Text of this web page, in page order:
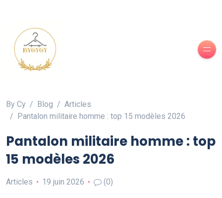
By Cy Blog
Articles
Pantalon militaire homme : top 15 modèles 2026
Pantalon militaire homme : top
15 modèles 2026
Articles 19 juin 2026 (0)